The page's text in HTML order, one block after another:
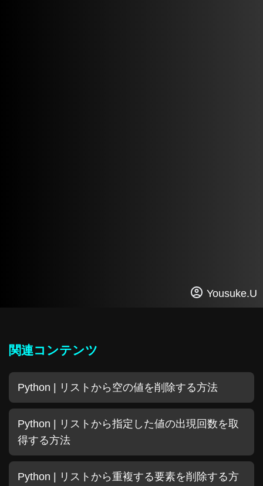
Yousuke.U
関連コンテンツ
Python | リストから空の値を削除する方法
Python | リストから指定した値の出現回数を取
得する方法
Python | リストから重複する要素を削除する方